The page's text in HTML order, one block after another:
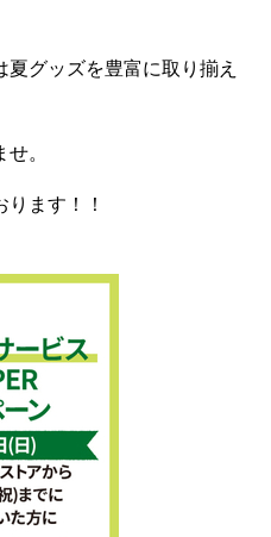
グッズを豊富に取り揃え
。
ます！！